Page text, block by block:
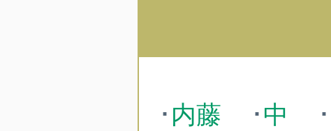
･ 内藤 ･中 ･